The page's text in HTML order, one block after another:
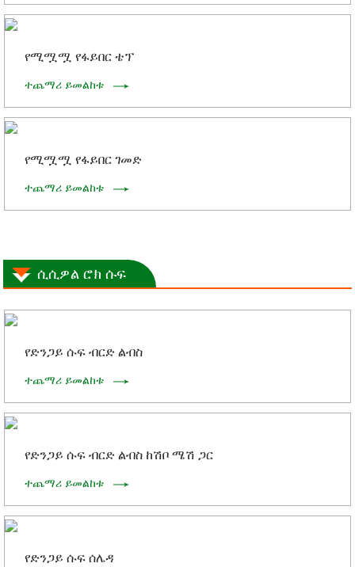
የሚሟሟ የፋይበር ቴፕ
ተጨማሪ ይመልከቱ
የሚሟሟ የፋይበር ገመድ
ተጨማሪ ይመልከቱ
ሲሲዎል ሮክ ሱፍ
የድንጋይ ሱፍ ብርድ ልብስ
ተጨማሪ ይመልከቱ
የድንጋይ ሱፍ ብርድ ልብስ ከሽቦ ሜሽ ጋር
ተጨማሪ ይመልከቱ
የድንጋይ ሱፍ ሰሌዳ